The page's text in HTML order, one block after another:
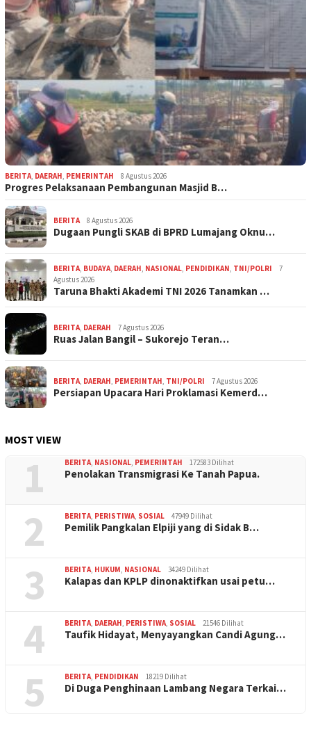
BERITA DAERAH PEMERINTAH 8 Agustus 2026
Progres Pelaksanaan Pembangunan Masjid B…
BERITA 8 Agustus 2026
Dugaan Pungli SKAB di BPRD Lumajang Oknu…
BERITA BUDAYA DAERAH NASIONAL PENDIDIKAN TNI/POLRI
7
Agustus 2026
Taruna Bhakti Akademi TNI 2026 Tanamkan …
BERITA DAERAH 7 Agustus 2026
Ruas Jalan Bangil – Sukorejo Teran…
BERITA DAERAH PEMERINTAH TNI/POLRI 7 Agustus 2026
Persiapan Upacara Hari Proklamasi Kemerd…
MOST VIEW
1 BERITA NASIONAL PEMERINTAH 172583 Dilihat
Penolakan Transmigrasi Ke Tanah Papua.
2 BERITA PERISTIWA SOSIAL 47949 Dilihat
Pemilik Pangkalan Elpiji yang di Sidak B…
3 BERITA HUKUM NASIONAL 34249 Dilihat
Kalapas dan KPLP dinonaktifkan usai petu…
4 BERITA DAERAH PERISTIWA SOSIAL 21546 Dilihat
Taufik Hidayat, Menyayangkan Candi Agung…
5 BERITA PENDIDIKAN 18219 Dilihat
Di Duga Penghinaan Lambang Negara Terkai…